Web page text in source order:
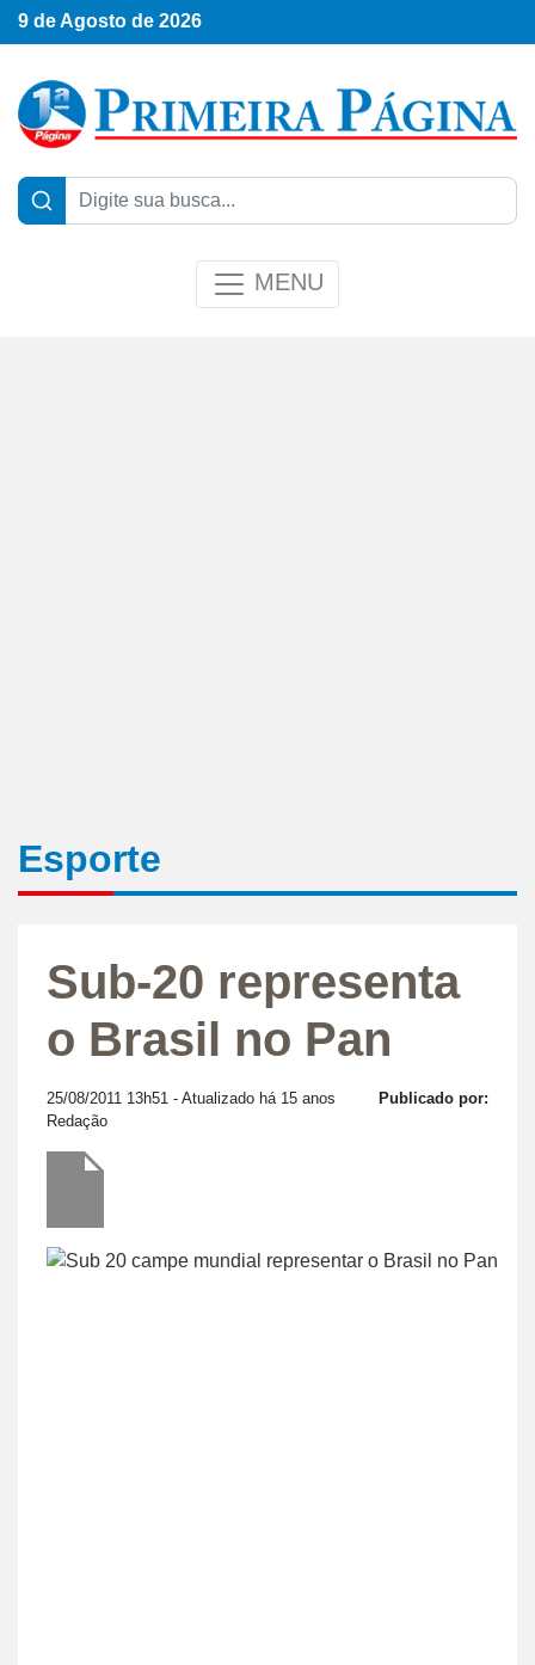
9 de Agosto de 2026
MENU
Esporte
Sub-20 representa
o Brasil no Pan
25/08/2011 13h51 - Atualizado há 15 anos
Publicado por:
Redação